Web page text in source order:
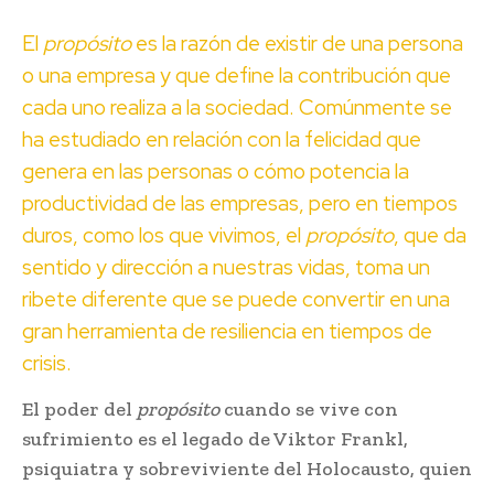
El propósitoes la razón de existir de una persona
o una empresa y que define la contribución que
cada uno realiza a la sociedad. Comúnmente se
ha estudiado en relación con la felicidad que
genera en las personas o cómo potencia la
productividad de las empresas, pero en tiempos
duros, como los que vivimos, el propósito, que da
sentido y dirección a nuestras vidas, toma un
ribete diferente que se puede convertir en una
gran herramienta de resiliencia en tiempos de
crisis.
El poder del propósitocuando se vive con
sufrimiento es el legado de Viktor Frankl,
psiquiatra y sobreviviente del Holocausto, quien